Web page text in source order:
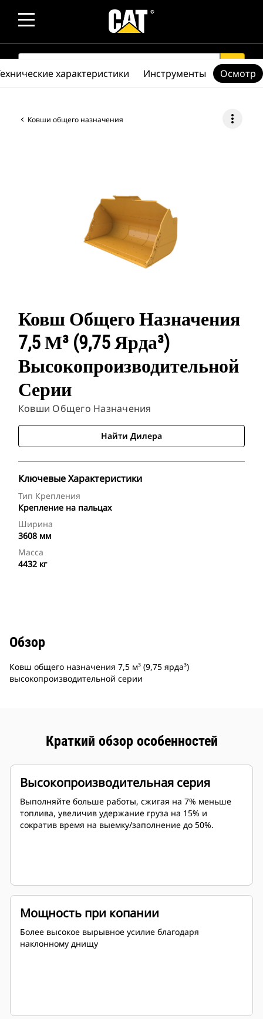
SEARCH search
Ковши общего назначения more_vert
Ковш Общего Назначения
7,5 М³ (9,75 Ярда³)
Высокопроизводительной
Серии
Ковши Общего Назначения
Найти Дилера
Ключевые Характеристики
Тип Крепления
Крепление на пальцах
Ширина
3608 мм
Масса
4432 кг
характеристики Инструменты Осмотр
Обзор
Ковш общего назначения 7,5 м³ (9,75 ярда³)
высокопроизводительной серии
Краткий обзор особенностей
Высокопроизводительная серия
Выполняйте больше работы, сжигая на 7% меньше
топлива, увеличив удержание груза на 15% и
сократив время на выемку/заполнение до 50%.
Мощность при копании
Более высокое вырывное усилие благодаря
наклонному днищу